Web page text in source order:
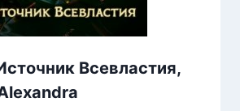
Всевластия,